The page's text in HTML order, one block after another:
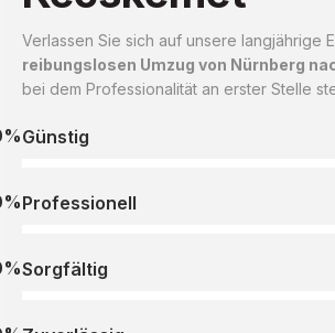
Verlassen Sie sich auf unsere langjährige
reibungslosen Umzug von Nürnberg
bei dem Professionalität an erster Stelle
Günstig
Professionell
Sorgfältig